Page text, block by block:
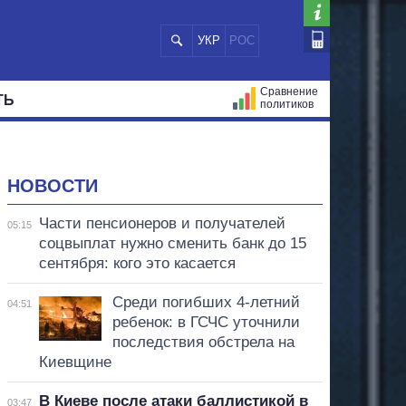
УКР РОС
Сравнение
политиков
НОВОСТИ
05:15
Части пенсионеров и получателей
соцвыплат нужно сменить банк до 15
сентября: кого это касается
04:51
Среди погибших 4-летний
ребенок: в ГСЧС уточнили
последствия обстрела на
Киевщине
03:47
В Киеве после атаки баллистикой в